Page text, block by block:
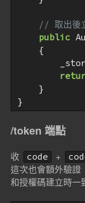
// 取出後
public
    {
    }
/token 端點
收 code +
這次也會額外驗證
和授權碼建立時一